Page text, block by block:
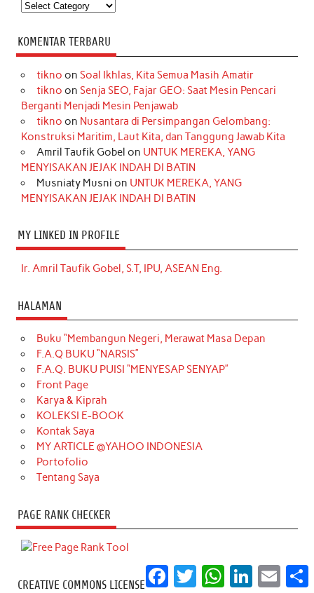
Kategori
KOMENTAR TERBARU
tikno on Soal Ikhlas, Kita Semua Masih Amatir
tikno on Senja SEO, Fajar GEO: Saat Mesin Pencari
Berganti Menjadi Mesin Penjawab
tikno on Nusantara di Persimpangan Gelombang:
Konstruksi Maritim, Laut Kita, dan Tanggung Jawab Kita
Amril Taufik Gobel on UNTUK MEREKA, YANG
MENYISAKAN JEJAK INDAH DI BATIN
Musniaty Musni on UNTUK MEREKA, YANG
MENYISAKAN JEJAK INDAH DI BATIN
MY LINKED IN PROFILE
Ir. Amril Taufik Gobel, S.T, IPU, ASEAN Eng.
HALAMAN
Buku “Membangun Negeri, Merawat Masa Depan
F.A.Q BUKU “NARSIS”
F.A.Q. BUKU PUISI “MENYESAP SENYAP”
Front Page
Karya & Kiprah
KOLEKSI E-BOOK
Kontak Saya
MY ARTICLE @YAHOO INDONESIA
Portofolio
Tentang Saya
PAGE RANK CHECKER
CREATIVE COMMONS LICENSE
Facebook
Twitter WhatsApp
LinkedInEmail